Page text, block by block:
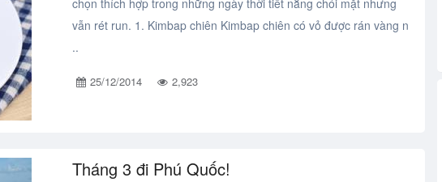
chọn thích hợp trong những ngày thời tiết nắng chói mặt nhưng
vẫn rét run. 1. Kimbap chiên Kimbap chiên có vỏ được rán vàng n
..
25/12/2014 2,923
Tháng 3 đi Phú Quốc!